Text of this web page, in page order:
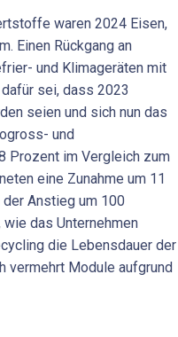
waren 2024 Eisen,
Einen Rückgang an
und Klimageräten mit
sei, dass 2023
seien und sich nun das
und
Prozent im Vergleich zum
eine Zunahme um 11
Anstieg um 100
das Unternehmen
die Lebensdauer der
vermehrt Module aufgrund